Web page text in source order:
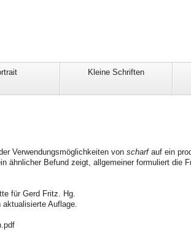
Kleine Schriften
Verwendungsmöglichkeiten von scharfauf ein
Befund zeigt, allgemeiner formuliert die
für Gerd Fritz. Hg.
Auflage.